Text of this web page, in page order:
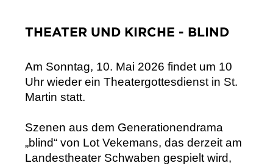
DATENSCHUTZ
THEATER UND KIRCHE - BLIND
Am Sonntag, 10. Mai 2026 findet um 10
Uhr wieder ein Theatergottesdienst in St.
Martin statt.
Szenen aus dem Generationendrama
„blind“ von Lot Vekemans, das derzeit am
Landestheater Schwaben gespielt wird,